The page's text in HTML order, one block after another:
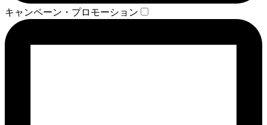
キャンペーン・プロモーション